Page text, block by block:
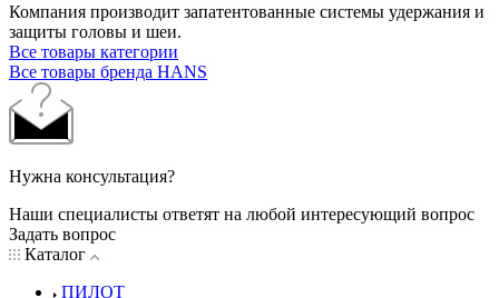
Компания производит запатентованные системы удержания и
защиты головы и шеи.
Все товары категории
Все товары бренда HANS
Нужна консультация?
Наши специалисты ответят на любой интересующий вопрос
Задать вопрос
Каталог
ПИЛОТ